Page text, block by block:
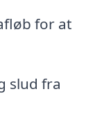
for at
slud fra